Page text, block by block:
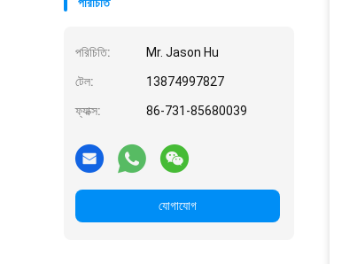
পরিচিতি: Mr. Jason Hu
টেল: 13874997827
ফ্যাক্স: 86-731-85680039
যোগাযোগ